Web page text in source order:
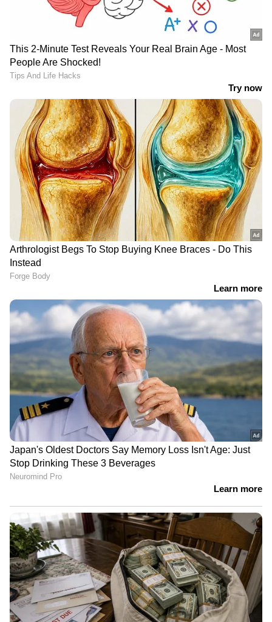
'റോബിന്‍ പോര്': അരമണിക്കൂര്‍ മുന്‍പേ
പുറപ്പെട്ട് കെഎസ്ആര്‍ടിസി, യാത്ര
തുടങ്ങിയത് കാലിയായി
ഇറങ്ങാൻ ഇനിയും സമയമെടുക്കും
വിശദമായി | 08 August 2026